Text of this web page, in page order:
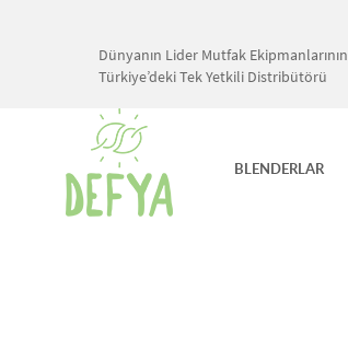
Dünyanın Lider Mutfak Ekipmanlarının
Türkiye’deki Tek Yetkili Distribütörü
BLENDERLAR